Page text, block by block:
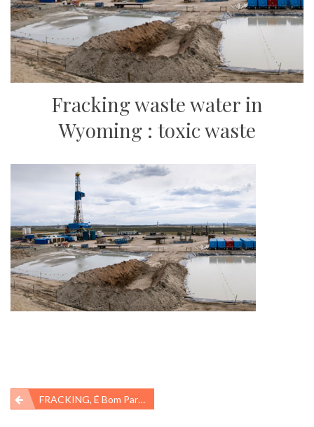
Fracking waste water in
Wyoming : toxic waste
Navegação
FRACKING, É Bom Para Quem?